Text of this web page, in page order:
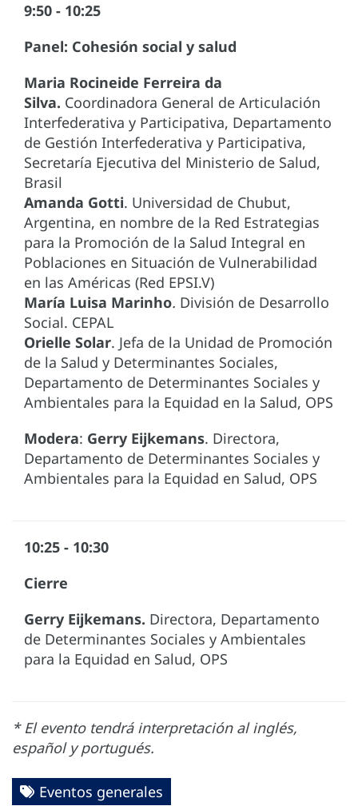
9:50 - 10:25
Panel: Cohesión social y salud
Maria Rocineide Ferreira da
Silva. Coordinadora General de Articulación
Interfederativa y Participativa, Departamento
de Gestión Interfederativa y Participativa,
Secretaría Ejecutiva del Ministerio de Salud,
Brasil
Amanda Gotti. Universidad de Chubut,
Argentina, en nombre de la Red Estrategias
para la Promoción de la Salud Integral en
Poblaciones en Situación de Vulnerabilidad
en las Américas (Red EPSI.V)
María Luisa Marinho. División de Desarrollo
Social. CEPAL
Orielle Solar. Jefa de la Unidad de Promoción
de la Salud y Determinantes Sociales,
Departamento de Determinantes Sociales y
Ambientales para la Equidad en la Salud, OPS
Modera: Gerry Eijkemans. Directora,
Departamento de Determinantes Sociales y
Ambientales para la Equidad en Salud, OPS
10:25 - 10:30
Cierre
Gerry Eijkemans. Directora, Departamento
de Determinantes Sociales y Ambientales
para la Equidad en Salud, OPS
* El evento tendrá interpretación al inglés,
español y portugués.
Eventos generales